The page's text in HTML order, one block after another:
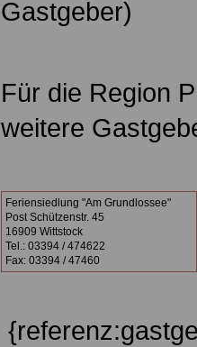
Gastgeber)
Für die Region
weitere
Feriensiedlung "Am Grundlossee"
Post Schützenstr. 45
16909 Wittstock
Tel.: 03394 / 474622
Fax: 03394 / 47460